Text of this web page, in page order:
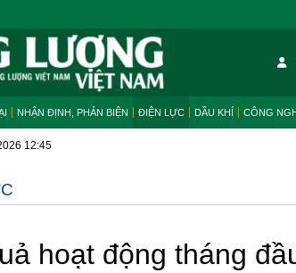
NHẬN ĐỊNH, PHẢN BIỆN ĐIỆN LỰC DẦU KHÍ CÔNG
12:45
hoạt động tháng